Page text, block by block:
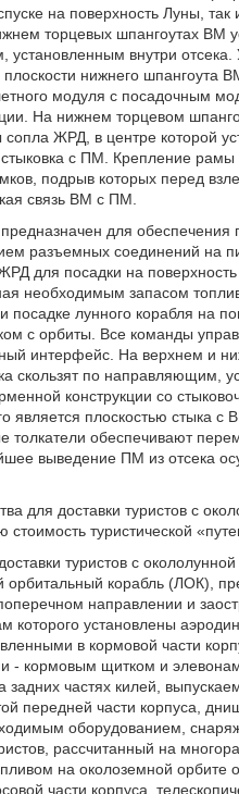
на поверхность Луны, так
торцевых шпангоутах ВМ
внутри
нижнего
модуля с посадочным
На нижнем торцевом
ЖРД, в центре которой
с ПМ. Крепление
подрыв которых перед
связь ВМ с ПМ.
для обеспечения
разъемных соединений на
для посадки на
необходимым запасом
лунного корабля на
с орбиты. Все команды
интерфейс. На верхнем и
скользят по направляющим,
конструкции со
плоскостью стыка с
обеспечивают
выведение ПМ из отсека
для доставки туристов с
туристической
туристов с
корабль (ЛОК),
направлении и
установлены
в кормовой части
- кормовым щитком и
частях килей,
передней части корпуса,
оборудованием,
рассчитанный на
на околоземной
части корпуса,